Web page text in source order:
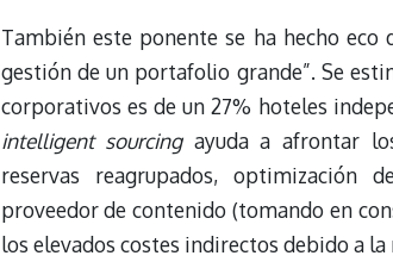
También este ponente se ha hecho
gestión de un portafolio grande”. Se
corporativos es de un 27% hoteles
intelligent sourcing ayuda a afrontar
reservas reagrupados, optimización
proveedor de contenido (tomando en
los elevados costes indirectos debido a